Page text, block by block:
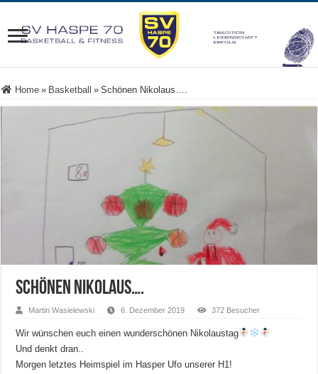
Home » Basketball » Schönen Nikolaus….
Schönen Nikolaus….
Martin Wasielewski 6. Dezember 2019 372 Besucher
Wir wünschen euch einen wunderschönen Nikolaustag
Und denkt dran..
Morgen letztes Heimspiel im Hasper Ufo unserer H1!